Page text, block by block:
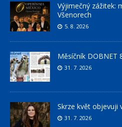
Výjimečný zážitek:
Všenorech
5. 8. 2026
Měsíčník DOBNET
31. 7. 2026
Skrze květ objevuji
31. 7. 2026